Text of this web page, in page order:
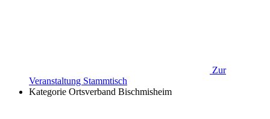
Zur
Veranstaltung Stammtisch
Kategorie Ortsverband Bischmisheim